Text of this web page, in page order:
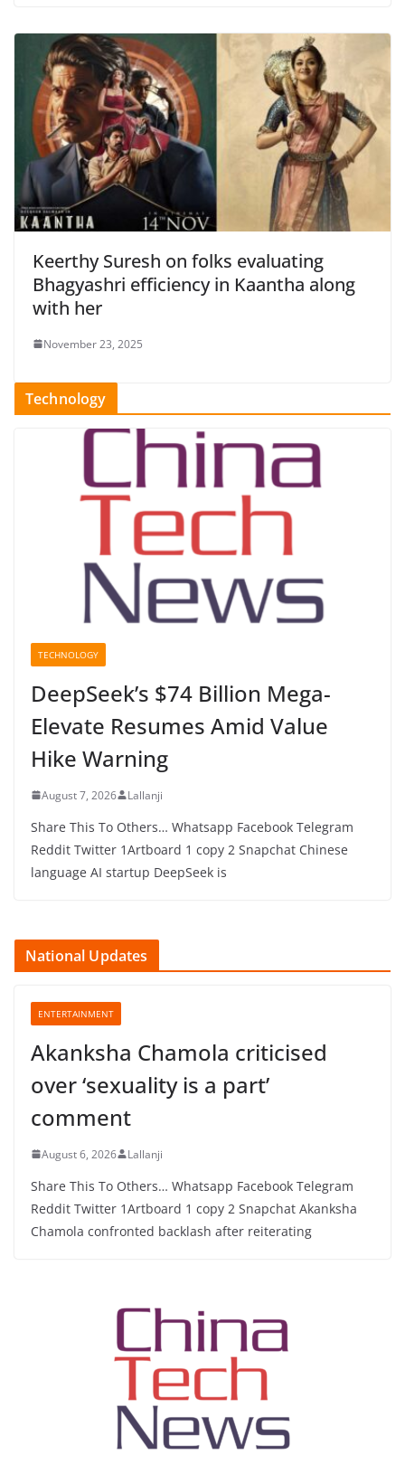
Keerthy Suresh on folks evaluating
Bhagyashri efficiency in Kaantha along
with her
November 23, 2025
Technology
TECHNOLOGY
DeepSeek’s $74 Billion Mega-
Elevate Resumes Amid Value
Hike Warning
August 7, 2026 Lallanji
Share This To Others… Whatsapp Facebook Telegram
Reddit Twitter 1Artboard 1 copy 2 Snapchat Chinese
language AI startup DeepSeek is
National Updates
ENTERTAINMENT
Akanksha Chamola criticised
over ‘sexuality is a part’
comment
August 6, 2026 Lallanji
Share This To Others… Whatsapp Facebook Telegram
Reddit Twitter 1Artboard 1 copy 2 Snapchat Akanksha
Chamola confronted backlash after reiterating